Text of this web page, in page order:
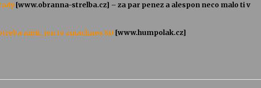
[www.obranna-strelba.cz] – za par penez a alespon neco malo ti v
mirit, jen to zmacknes 8D [www.humpolak.cz]